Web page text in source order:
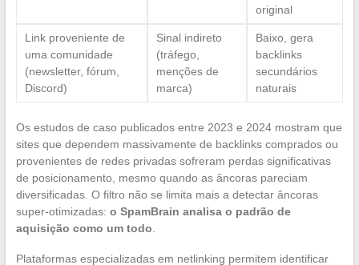
original
Link proveniente de
uma comunidade
(newsletter, fórum,
Discord)
Sinal indireto
(tráfego,
menções de
marca)
Baixo, gera
backlinks
secundários
naturais
Os estudos de caso publicados entre 2023 e 2024 mostram que
sites que dependem massivamente de backlinks comprados ou
provenientes de redes privadas sofreram perdas significativas
de posicionamento, mesmo quando as âncoras pareciam
diversificadas. O filtro não se limita mais a detectar âncoras
super-otimizadas: o SpamBrain analisa o padrão de
aquisição como um todo
Plataformas especializadas em netlinking permitem identificar